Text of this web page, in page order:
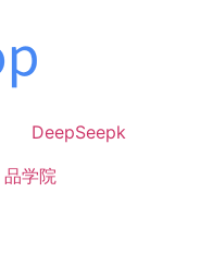
DeepSeepk
品学院